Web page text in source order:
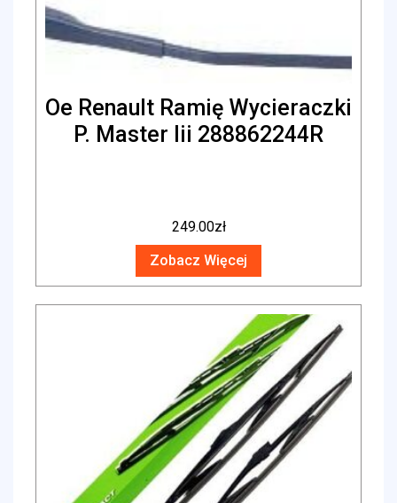
Oe Renault Ramię Wycieraczki
P. Master Iii 288862244R
249.00zł
Zobacz Więcej